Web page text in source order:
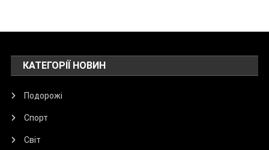
КАТЕГОРІЇ НОВИН
Подорожі
Спорт
Світ